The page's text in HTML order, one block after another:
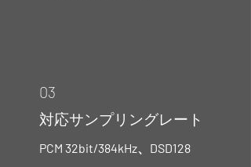
03
対応サンプリングレート
PCM 32bit/384kHz、DSD128